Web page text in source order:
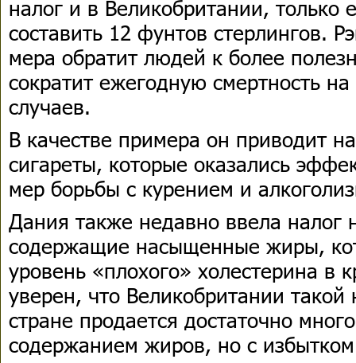
налог и в Великобритании, только
составить 12 фунтов стерлингов.
мера обратит людей к более
сократит ежегодную смертность
случаев.
В качестве примера он приводит
сигареты, которые оказались
мер борьбы с курением и
Дания также недавно ввела налог
содержащие насыщенные жиры,
уровень «плохого» холестерина в
уверен, что Великобритании
стране продается достаточно
содержанием жиров, но с